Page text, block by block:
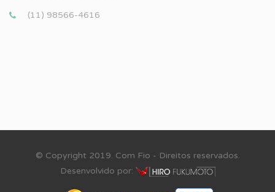
(11) 98566-4616
© Copyright 2019. Com Fio - Direitos reservados.
Desenvolvido por: